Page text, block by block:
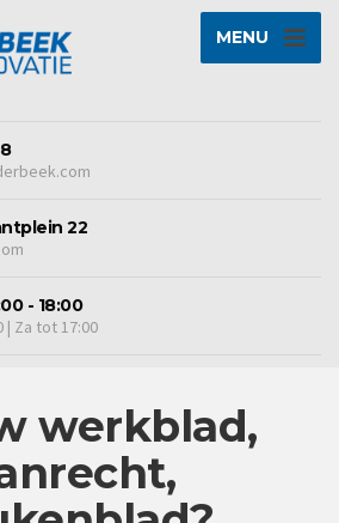
MENU
22
- 18:00
| Za tot 17:00
werkblad,